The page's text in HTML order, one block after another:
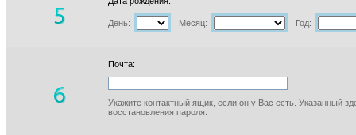
День: Месяц: Год:
Почта:
Укажите контактный ящик, если он у Вас есть. Указанный
восстановления пароля.